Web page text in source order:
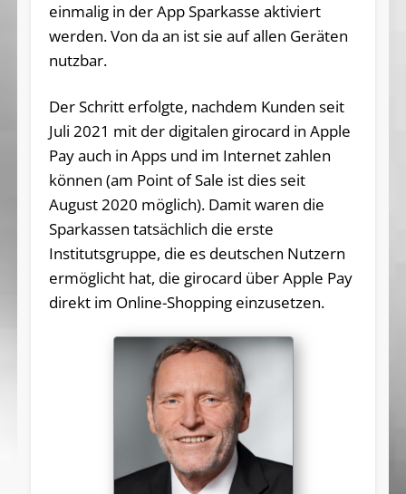
einmalig in der App Sparkasse aktiviert
werden. Von da an ist sie auf allen Geräten
nutzbar.
Der Schritt erfolgte, nachdem Kunden seit
Juli 2021 mit der digitalen girocard in Apple
Pay auch in Apps und im Internet zahlen
können (am Point of Sale ist dies seit
August 2020 möglich). Damit waren die
Sparkassen tatsächlich die erste
Institutsgruppe, die es deutschen Nutzern
ermöglicht hat, die girocard über Apple Pay
direkt im Online-Shopping einzusetzen.